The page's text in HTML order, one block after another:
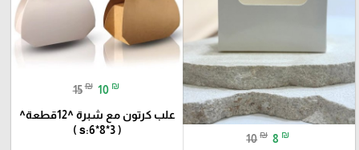
10 ₪ 8 ₪
15 ₪ 10 ₪
علب كرتون مع شبرة ^12قطعة^
( s:6*8*3 )